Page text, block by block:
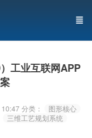
工业互联网APP
分类：
图形核心
三维工艺规划系统